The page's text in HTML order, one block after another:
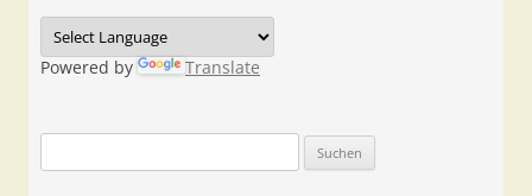
Powered by Translate
nach: